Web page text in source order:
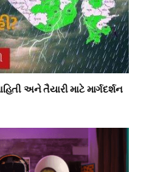
અને તૈયારી માટે માર્ગદર્શન